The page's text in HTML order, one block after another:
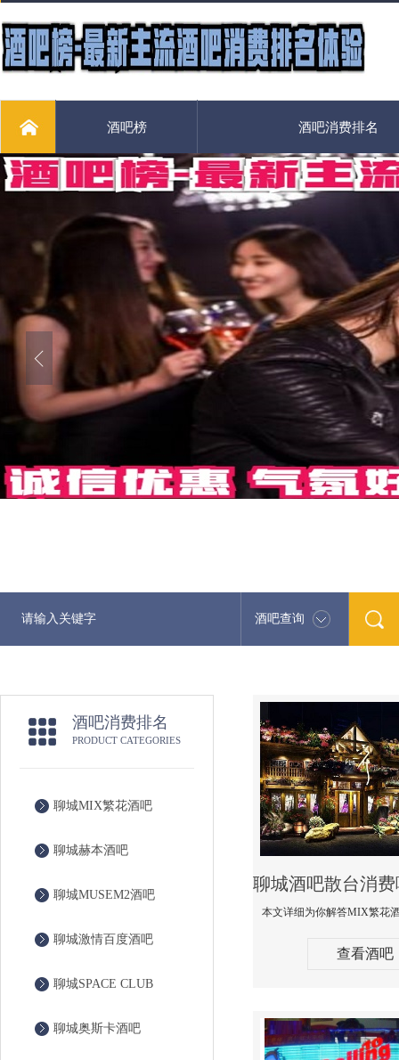
酒吧榜 酒吧消费排名
酒吧查询
酒吧消费排名
PRODUCT CATEGORIES
聊城MIX繁花酒吧
聊城赫本酒吧
聊城MUSEM2酒吧
聊城激情百度酒吧
聊城SPACE CLUB
聊城奥斯卡酒吧
查看酒吧